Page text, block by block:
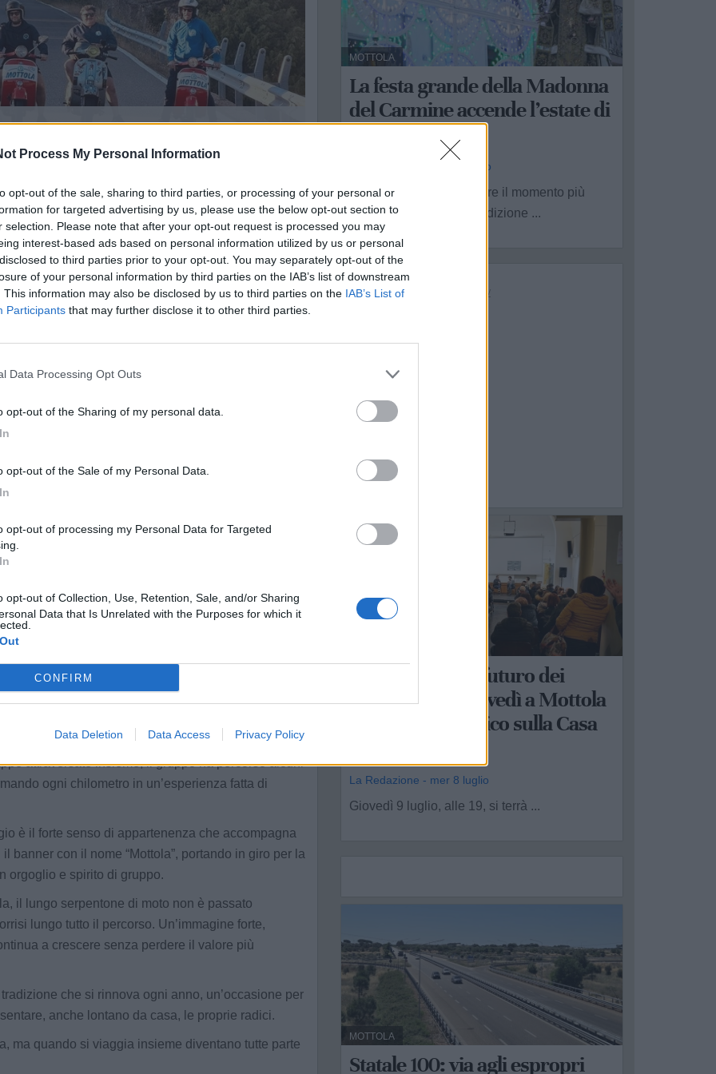
Process My Personal Information
opt-out of the sale, sharing to third parties, or processing of your personal or
for targeted advertising by us, please use the below opt-out section to
selection. Please note that after your opt-out request is processed you may
interest-based ads based on personal information utilized by us or personal
to third parties prior to your opt-out. You may separately opt-out of the
of your personal information by third parties on the IAB’s list of downstream
This information may also be disclosed by us to third parties on the IAB’s List of
Participants that may further disclose it to other third parties.
Data Processing Opt Outs
opt-out of the Sharing of my personal data.
opt-out of the Sale of my Personal Data.
Data that Is Unrelated with the Purposes for which it
CONFIRM
Data Deletion Data Access Privacy Policy
e un nome che continua a farsi notare anche
ancora una volta un gruppo unito dalla passione
strada e dal desiderio di vivere il viaggio nella sua
della Sardegna © Carmine Picaro Il nome di Mottola tra le curve della Sardegna © Carmine
attraversate insieme, il gruppo ha percorso alcuni
ogni chilometro in un’esperienza fatta di
è il forte senso di appartenenza che accompagna
banner con il nome “Mottola”, portando in giro per la
orgoglio e spirito di gruppo.
il lungo serpentone di moto non è passato
lungo tutto il percorso. Un’immagine forte,
a crescere senza perdere il valore più
che si rinnova ogni anno, un’occasione per
anche lontano da casa, le proprie radici.
ma quando si viaggia insieme diventano tutte parte
MOTTOLA
La festa grande della Madonna
del Carmine accende l’estate di
Mottola
La Redazione - dom 5 luglio
Mottola si prepara a vivere il momento più
solenne della propria tradizione ...
Sanità, lavoro e futuro dei
servizi locali: giovedì a Mottola
il dibattito pubblico sulla Casa
La Redazione - mer 8 luglio
Giovedì 9 luglio, alle 19, si terrà ...
MOTTOLA
Statale 100: via agli espropri